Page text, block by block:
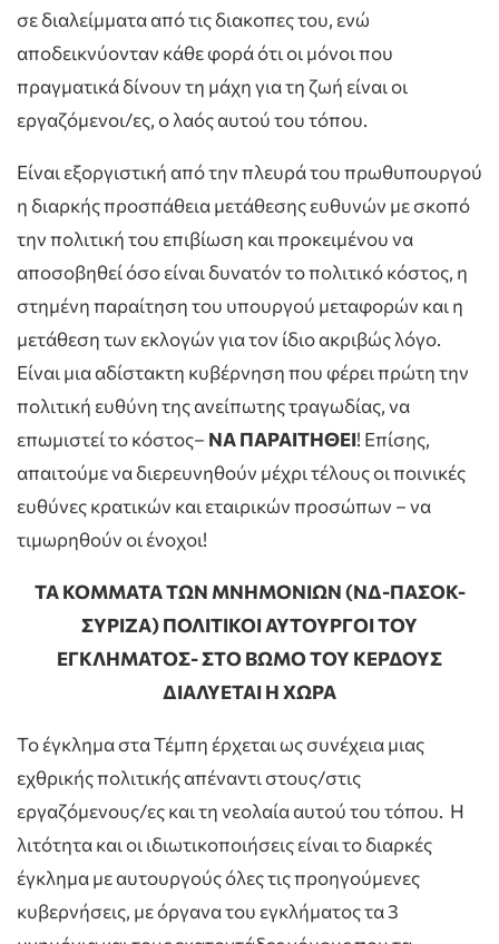
σε διαλείμματα από τις διακοπες του, ενώ
αποδεικνύονταν κάθε φορά ότι οι μόνοι που
πραγματικά δίνουν τη μάχη για τη ζωή είναι οι
εργαζόμενοι/ες, ο λαός αυτού του τόπου.
Είναι εξοργιστική από την πλευρά του πρωθυπουργού
η διαρκής προσπάθεια μετάθεσης ευθυνών με σκοπό
την πολιτική του επιβίωση και προκειμένου να
αποσοβηθεί όσο είναι δυνατόν το πολιτικό κόστος, η
στημένη παραίτηση του υπουργού μεταφορών και η
μετάθεση των εκλογών για τον ίδιο ακριβώς λόγο.
Είναι μια αδίστακτη κυβέρνηση που φέρει πρώτη την
πολιτική ευθύνη της ανείπωτης τραγωδίας, να
επωμιστεί το κόστος– ΝΑ ΠΑΡΑΙΤΗΘΕΙ! Επίσης,
απαιτούμε να διερευνηθούν μέχρι τέλους οι ποινικές
ευθύνες κρατικών και εταιρικών προσώπων – να
τιμωρηθούν οι ένοχοι!
ΤΑ ΚΟΜΜΑΤΑ ΤΩΝ ΜΝΗΜΟΝΙΩΝ (ΝΔ-ΠΑΣΟΚ-
ΣΥΡΙΖΑ) ΠΟΛΙΤΙΚΟΙ ΑΥΤΟΥΡΓΟΙ ΤΟΥ
ΕΓΚΛΗΜΑΤΟΣ-ΣΤΟ ΒΩΜΟ ΤΟΥ ΚΕΡΔΟΥΣ
ΔΙΑΛΥΕΤΑΙ Η ΧΩΡΑ
Το έγκλημα στα Τέμπη έρχεται ως συνέχεια μιας
εχθρικής πολιτικής απέναντι στους/στις
εργαζόμενους/ες και τη νεολαία αυτού του τόπου. Η
λιτότητα και οι ιδιωτικοποιήσεις είναι το διαρκές
έγκλημα με αυτουργούς όλες τις προηγούμενες
κυβερνήσεις, με όργανα του εγκλήματος τα 3